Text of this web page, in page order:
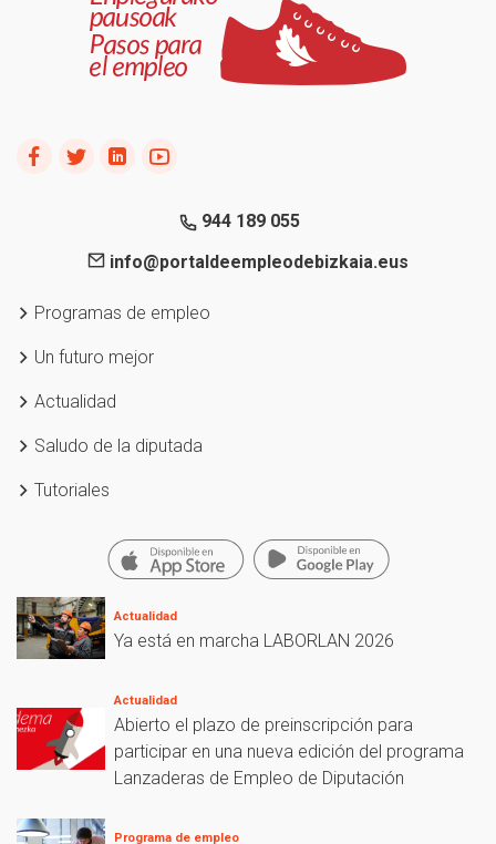
944 189 055
info@portaldeempleodebizkaia.eus
Programas de empleo
Un futuro mejor
Actualidad
Saludo de la diputada
Tutoriales
Actualidad
Ya está en marcha LABORLAN 2026
Actualidad
Abierto el plazo de preinscripción para
participar en una nueva edición del programa
Lanzaderas de Empleo de Diputación
Programa de empleo